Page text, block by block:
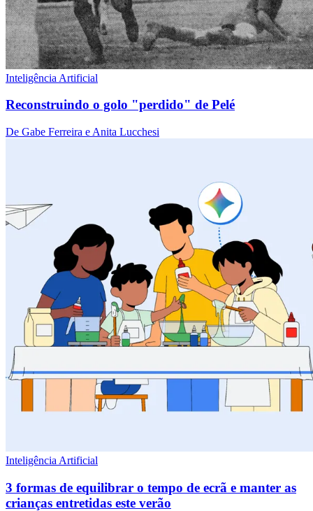
Inteligência Artificial
Reconstruindo o golo "perdido" de Pelé
De Gabe Ferreira e Anita Lucchesi
Inteligência Artificial
3 formas de equilibrar o tempo de ecrã e manter as
crianças entretidas este verão